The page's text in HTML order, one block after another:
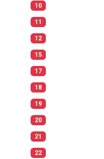
10
11
12
15
17
18
19
20
21
22